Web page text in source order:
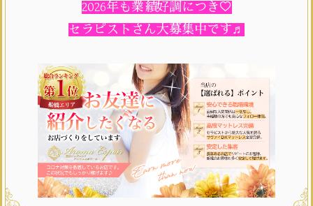
2026年も業績好調につき♡
セラピストさん大募集中です♬